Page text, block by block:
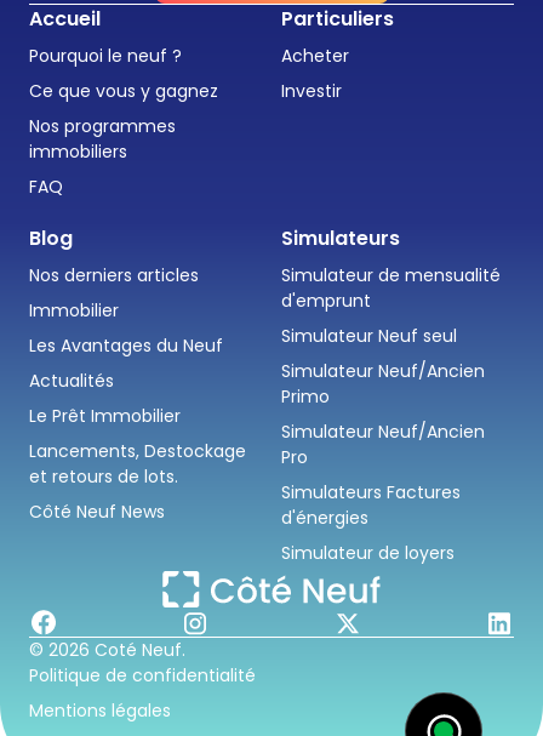
Accueil
Pourquoi le neuf ?
Ce que vous y gagnez
Nos programmes
immobiliers
FAQ
Particuliers
Acheter
Investir
Blog
Nos derniers articles
Immobilier
Les Avantages du Neuf
Actualités
Le Prêt Immobilier
Lancements, Destockage
et retours de lots.
Côté Neuf News
Simulateurs
Simulateur de mensualité
d'emprunt
Simulateur Neuf seul
Simulateur Neuf/Ancien
Primo
Simulateur Neuf/Ancien
Pro
Simulateurs Factures
d'énergies
Simulateur de loyers
© 2026 Coté Neuf.
Politique de confidentialité
Mentions légales